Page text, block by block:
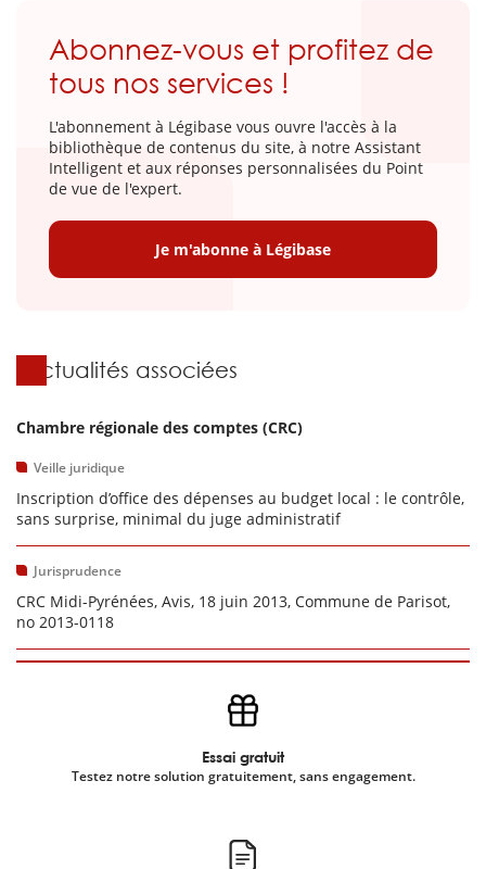
Abonnez-vous et profitez de
tous nos services !
L'abonnement à Légibase vous ouvre l'accès à la
bibliothèque de contenus du site, à notre Assistant
Intelligent et aux réponses personnalisées du Point
de vue de l'expert.
Je m'abonne à Légibase
Actualités associées
Chambre régionale des comptes (CRC)
Veille juridique
Inscription d’office des dépenses au budget local : le contrôle,
sans surprise, minimal du juge administratif
Jurisprudence
CRC Midi-Pyrénées, Avis, 18 juin 2013, Commune de Parisot,
no 2013-0118
Essai gratuit
Testez notre solution gratuitement, sans engagement.